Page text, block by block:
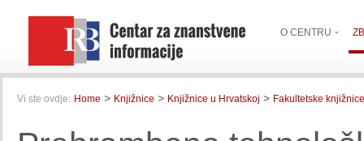
O CENTRU
Vi ste ovdje: Home > Knjižnice > Knjižnice u Hrvatskoj > Fakultetske knjižnice